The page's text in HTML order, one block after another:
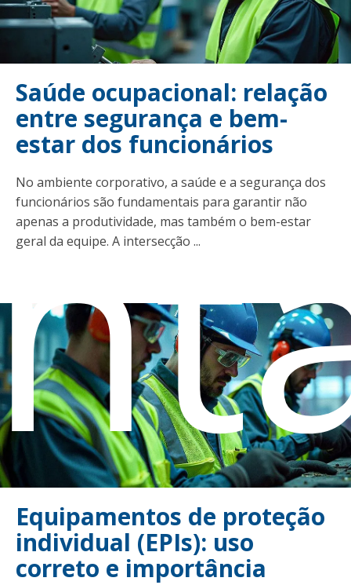
Saúde ocupacional: relação
entre segurança e bem-
estar dos funcionários
No ambiente corporativo, a saúde e a segurança dos
funcionários são fundamentais para garantir não
apenas a produtividade, mas também o bem-estar
geral da equipe. A intersecção ...
Equipamentos de proteção
individual (EPIs): uso
correto e importância